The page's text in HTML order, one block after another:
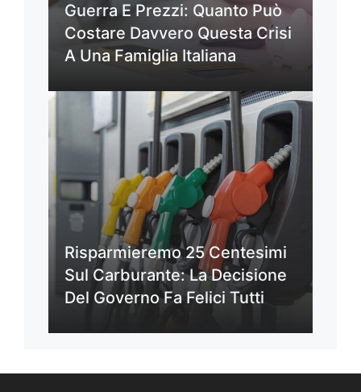
Guerra E Prezzi: Quanto Può
Costare Davvero Questa Crisi
A Una Famiglia Italiana
Risparmieremo 25 Centesimi
Sul Carburante: La Decisione
Del Governo Fa Felici Tutti